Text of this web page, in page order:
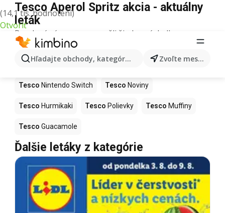
(14,1 tis. hodnotení)
Otvoriť
Hľadajte obchody, kategórie, produkty... Zvoľte mesto
Tesco Aperol Spritz akcia - aktuálny
leták
Pre daný výraz sme nenašli žiadne výsledky.
Ďalšie produkty v obchodoch Tesco
Tesco Kapor Tesco Ashwagandha
Tesco Nintendo Switch Tesco Noviny
Tesco Hurmikaki Tesco Polievky Tesco Muffiny
Tesco Guacamole
Ďalšie letáky z kategórie